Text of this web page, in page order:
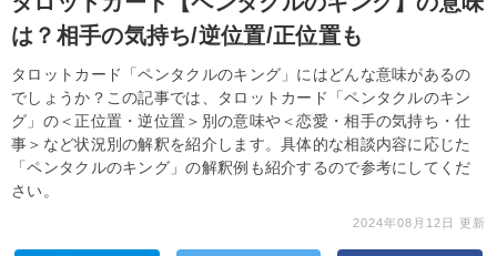
は？相手の気持ち/逆位置/正位置も
タロットカード「ペンタクルのキング」にはどんな意味があるの
でしょうか？この記事では、タロットカード「ペンタクルのキン
グ」の＜正位置・逆位置＞別の意味や＜恋愛・相手の気持ち・仕
事＞など状況別の解釈を紹介します。具体的な相談内容に応じた
「ペンタクルのキング」の解釈例も紹介するので参考にしてくだ
さい。
2024年08月12日 更新